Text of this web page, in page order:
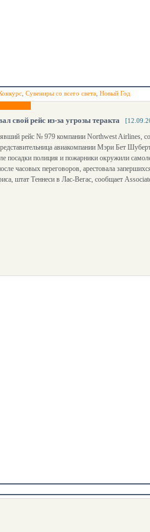
Сувениры со всего света Новый Год
свой рейс из-за угрозы теракта
рейс № 979 компании Northwest Airlines,
авиакомпании Мэри Бет
посадки полиция и пожарники окружили
часовых переговоров, арестовала
штат Теннеси в Лас-Вегас, сообщает